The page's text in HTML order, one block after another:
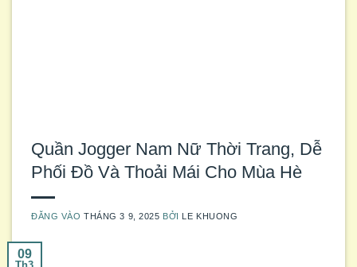
Quần Jogger Nam Nữ Thời Trang, Dễ
Phối Đồ Và Thoải Mái Cho Mùa Hè
ĐĂNG VÀOTHÁNG 3 9, 2025 BỞI LE KHUONG
09